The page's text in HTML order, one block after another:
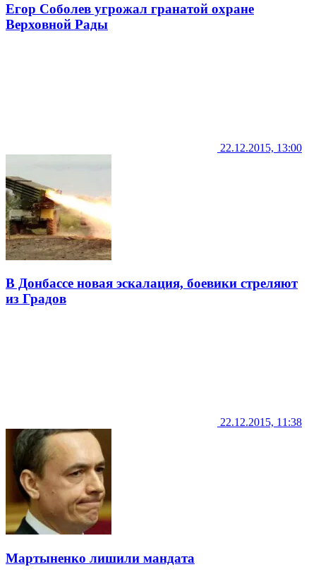
Егор Соболев угрожал гранатой охране
Верховной Рады
22.12.2015, 13:00
В Донбассе новая эскалация, боевики стреляют
из Градов
22.12.2015, 11:38
Мартыненко лишили мандата